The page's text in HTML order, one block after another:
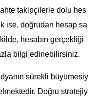
takipçilerle dolu hes
ise, doğrudan hesap sa
hesabın gerçekliği
bilgi edinebilirsiniz.
sürekli büyümesiy
Doğru stratejiy